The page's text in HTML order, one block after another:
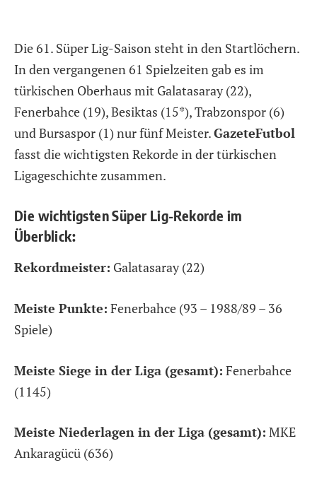
Die 61. Süper Lig-Saison steht in den Startlöchern.
In den vergangenen 61 Spielzeiten gab es im
türkischen Oberhaus mit Galatasaray (22),
Fenerbahce (19), Besiktas (15*), Trabzonspor (6)
und Bursaspor (1) nur fünf Meister.GazeteFutbol
fasst die wichtigsten Rekorde in der türkischen
Ligageschichte zusammen.
Die wichtigsten Süper Lig-Rekorde im
Überblick:
Rekordmeister: Galatasaray (22)
Meiste Punkte: Fenerbahce (93 – 1988/89 – 36
Spiele)
Meiste Siege in der Liga (gesamt): Fenerbahce
(1145)
Meiste Niederlagen in der Liga (gesamt): MKE
Ankaragücü (636)